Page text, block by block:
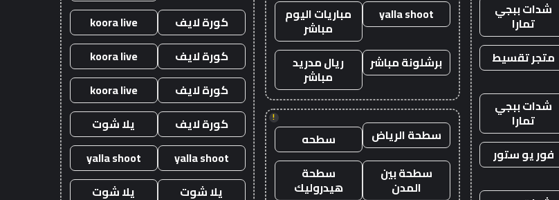
شدات ببجي
تمارا
متجر تقسيط
شدات ببجي
تمارا
فور يو ستور
yalla shoot مباريات اليوم
مباشر
برشلونة مباشر
ريال مدريد
مباشر
!
سطحة الرياض
سطحه
سطحة بين
المدن
سطحة
هيدروليك
كورة لايف
koora live
كورة لايف
koora live
كورة لايف
koora live
كورة لايف
يلا شوت
yalla shoot
yalla shoot
يلا شوت
يلا شوت